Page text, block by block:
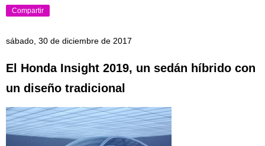
Compartir
sábado, 30 de diciembre de 2017
El Honda Insight 2019, un sedán híbrido con
un diseño tradicional